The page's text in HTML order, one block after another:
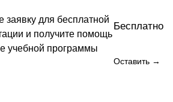
заявку для бесплатной
и получите помощь
учебной программы
Бесплатно
Оставить →